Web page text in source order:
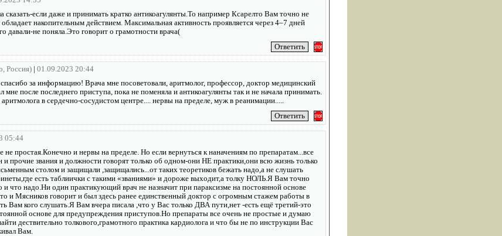
сказать-если даже и принимать кратко антикоагулянты.То например Ксарелто Вам точно не
накопительным действием. Максимальная активность проявляется через 4–7 дней
давали-не поняла.Это говорит о грамотности врача(
Россия) | 01.09.2023 20:44
за информацию! Врача мне посоветовали, аритмолог, профессор, доктор медицинский
мне после последнего приступа, пока не поменяла и антикоагулянты так и не начала принимать.
в сердечно-сосудистом центре.... нервы на пределе, муж в реанимации.....
05:44
не простая.Конечно и нервы на пределе. Но если вернуться к наначениям по препаратам...все
прочие звания и должности говорят только об одном-они НЕ практики,они всю жизнь только
столом и защищали ,защищались...от таких теоретиков бежать надо,а не слушать
есть таблиички с такими «званиями» и дороже выходит,а толку НОЛЬ.Я Вам точно
что надо.Ни один практикующий врач не назначит при параксизме на постоянной основе
и Мясников говорит и был здесь ранее единственный доктор с огромным стажем работы в
Вам кого слушать.Я Вам вчера писала ,что у Вас только ДВА пути,нет -есть ещё третий-это
основе для предупреждения приступов.Но препараты все очень не простые и думаю
дествительно толкового,грамотного практика кардиолога и что бы не по инструкции Вас
Вам.